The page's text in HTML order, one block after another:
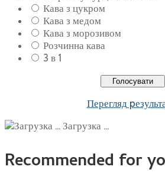
Кава з цукром
Кава з медом
Кава з морозивом
Розчинна кава
3 в 1
Перегляд
Загрузка ...
Recommended for